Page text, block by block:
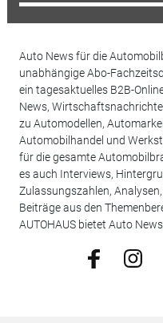
Auto News für die
unabhängige Abo-
ein tagesaktuelles B2B-
News,
zu Automodellen,
Automobilhandel und
für die gesamte
es auch Interviews,
Zulassungszahlen,
Beiträge aus den
AUTOHAUS bietet Auto